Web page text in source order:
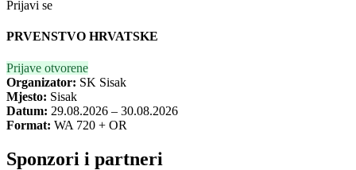
Prijavi se
PRVENSTVO HRVATSKE
Prijave otvorene
Organizator: SK Sisak
Mjesto: Sisak
Datum: 29.08.2026 – 30.08.2026
Format: WA 720 + OR
Sponzori i partneri